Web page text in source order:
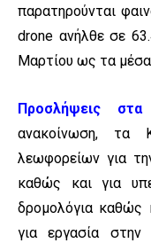
παρατηρούνται
drone ανήλθε σε
Μαρτίου ως τα μέσα
Προσλήψεις
ανακοίνωση, τα
λεωφορείων για
καθώς και για
δρομολόγια καθώς
για εργασία